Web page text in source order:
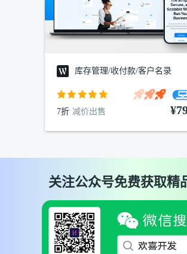
库存管理/收付款/客户名录
7折 减价出售
关注公众号免费获取精